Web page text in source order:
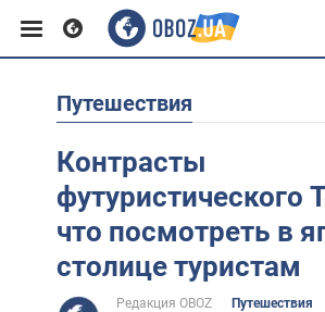
Европа
США
Азия
Путешествия
Контрасты
футуристического
что посмотреть в
столице туристам
Редакция OBOZ
Путешествия